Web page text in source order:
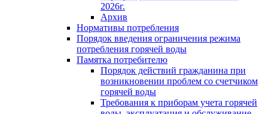
2026г.
Архив
Нормативы потребления
Порядок введения ограничения режима
потребления горячей воды
Памятка потребителю
Порядок действий гражданина при
возникновении проблем со счетчиком
горячей воды
Требования к приборам учета горячей